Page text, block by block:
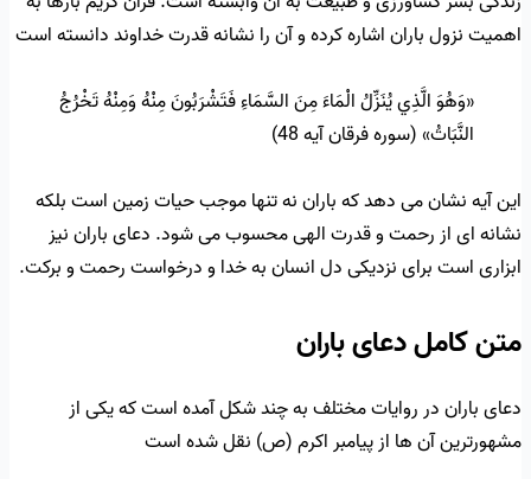
اهمیت نزول باران اشاره کرده و آن را نشانه قدرت خداوند دانسته است
«وَهُوَ الَّذِي يُنَزِّلُ الْمَاءَ مِنَ السَّمَاءِ فَتَشْرَبُونَ مِنْهُ وَمِنْهُ تَخْرُجُ
النَّبَاتُ» (سوره فرقان آیه 48)
این آیه نشان می دهد که باران نه تنها موجب حیات زمین است بلکه
نشانه ای از رحمت و قدرت الهی محسوب می شود. دعای باران نیز
ابزاری است برای نزدیکی دل انسان به خدا و درخواست رحمت و برکت.
متن کامل دعای باران
دعای باران در روایات مختلف به چند شکل آمده است که یکی از
مشهورترین آن ها از پیامبر اکرم (ص) نقل شده است